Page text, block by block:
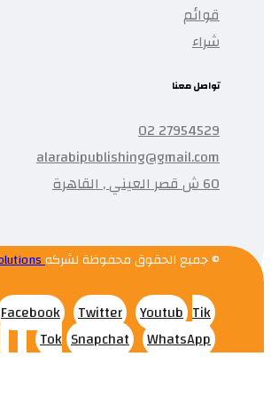
قوائم
شراء
تواصل معنا
27954529 02
alarabipublishing@gmail.com
60 ش قصر العيني , القاهرة
© جميع الحقوق محفوظة لشركهComma Creative Solutions
Facebook Twitter Youtub Tik
Tok Snapchat WhatsApp